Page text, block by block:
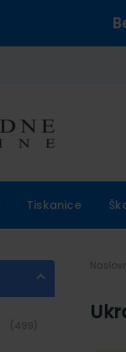
Tiskanice
(499)